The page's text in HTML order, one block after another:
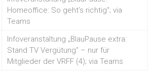
Homeoffice: So geht’s richtig“; via
Teams
Infoveranstaltung „BlauPause extra:
Stand TV Vergütung“ – nur für
Mitglieder der VRFF (4); via Teams